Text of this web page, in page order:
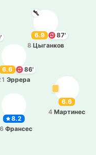
8.2
Фра­нсес
6.6
4 Ма­рти­нес
6.9
87'
8 Цы­га­нков
6.6
86'
Эррера